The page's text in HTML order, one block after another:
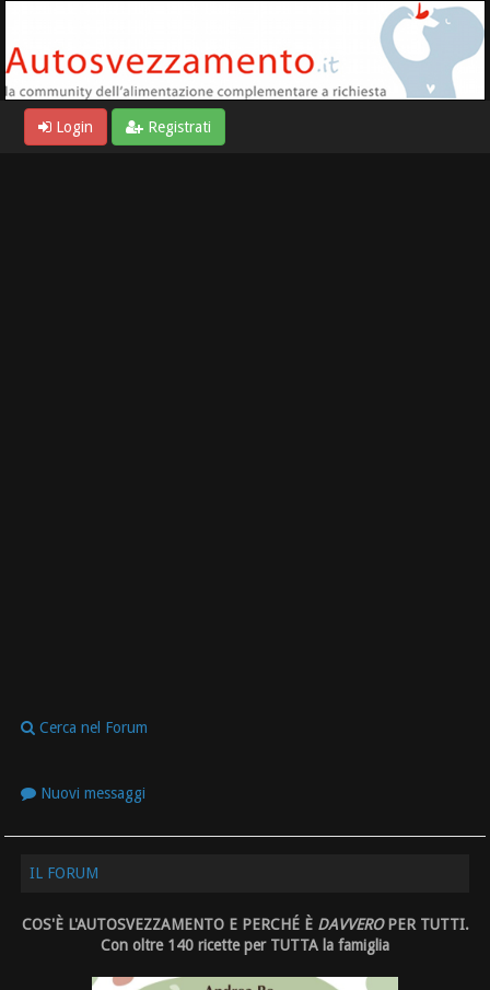
Login Registrati
Cerca nel Forum
Nuovi messaggi
IL FORUM
COS'È L'AUTOSVEZZAMENTO E PERCHÉ È DAVVEROPER TUTTI.
Con oltre 140 ricette per TUTTA la famiglia